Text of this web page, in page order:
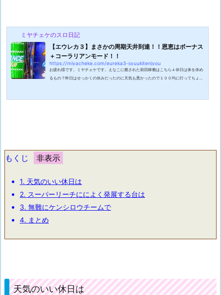
ミヤチェケのスロ日記
【エウレカ３】まさかの周期天井到達！！恩恵はボーナス
＋コーラリアンモード！！
https://miyacheke.com/eureka3-syuukitenjyou
お疲れ様です。ミヤチェケです。えなこに癒された前回稼働はこちら↓休日は体を休め
るもの？昨日はせっかくの休みだったのに天気も悪かったので１００均に行ってちょっ
もくじ
1. 天気のいい休日は
2. スーパーリーチにによく発展する台は
3. 無難にケンシロウチームで
4. まとめ
天気のいい休日は